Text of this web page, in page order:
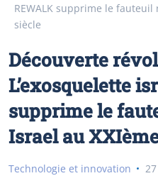
REWALK supprime le fauteuil
siècle
Découverte
L’exosquelette
supprime le
Israel au
Technologie et innovation